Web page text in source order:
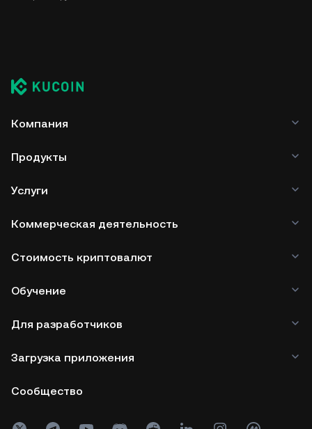
Компания
Продукты
Услуги
Коммерческая деятельность
Стоимость криптовалют
Обучение
Для разработчиков
Загрузка приложения
Сообщество